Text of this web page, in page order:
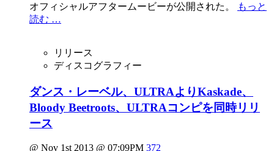
オフィシャルアフタームービーが公開された。
もっと
読む …
リリース
ディスコグラフィー
ダンス・レーベル、ULTRAよりKaskade、
Bloody Beetroots、ULTRAコンピを同時リリ
ース
@ Nov 1st 2013 @ 07:09PM 372